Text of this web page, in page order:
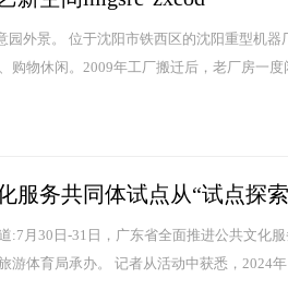
园外景。 位于沈阳市铁西区的沈阳重型机
购物休闲。2009年工厂搬迁后，老厂房一
服务共同体试点从“试点探
:7月30日-31日，广东省全面推进公共文化
游体育局承办。 记者从活动中获悉，2024